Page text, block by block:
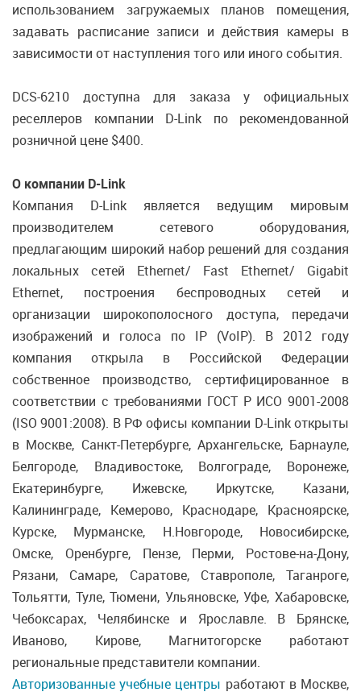
использованием загружаемых планов помещения,
задавать расписание записи и действия камеры в
зависимости от наступления того или иного события.
DCS-6210 доступна для заказа у официальных
реселлеров компании D-Link по рекомендованной
розничной цене $400.
О компании D-Link
Компания D-Link является ведущим мировым
производителем сетевого оборудования,
предлагающим широкий набор решений для создания
локальных сетей Ethernet/ Fast Ethernet/ Gigabit
Ethernet, построения беспроводных сетей и
организации широкополосного доступа, передачи
изображений и голоса по IP (VoIP). В 2012 году
компания открыла в Российской Федерации
собственное производство, сертифицированное в
соответствии с требованиями ГОСТ Р ИСО 9001-2008
(ISO 9001:2008). В РФ офисы компании D-Link открыты
в Москве, Санкт-Петербурге, Архангельске, Барнауле,
Белгороде, Владивостоке, Волгограде, Воронеже,
Екатеринбурге, Ижевске, Иркутске, Казани,
Калининграде, Кемерово, Краснодаре, Красноярске,
Курске, Мурманске, Н.Новгороде, Новосибирске,
Омске, Оренбурге, Пензе, Перми, Ростове-на-Дону,
Рязани, Самаре, Саратове, Ставрополе, Таганроге,
Тольятти, Туле, Тюмени, Ульяновске, Уфе, Хабаровске,
Чебоксарах, Челябинске и Ярославле. В Брянске,
Иваново, Кирове, Магнитогорске работают
региональные представители компании.
Авторизованные учебные центры работают в Москве,